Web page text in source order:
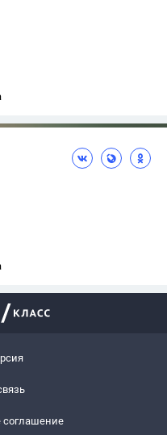
соглашение